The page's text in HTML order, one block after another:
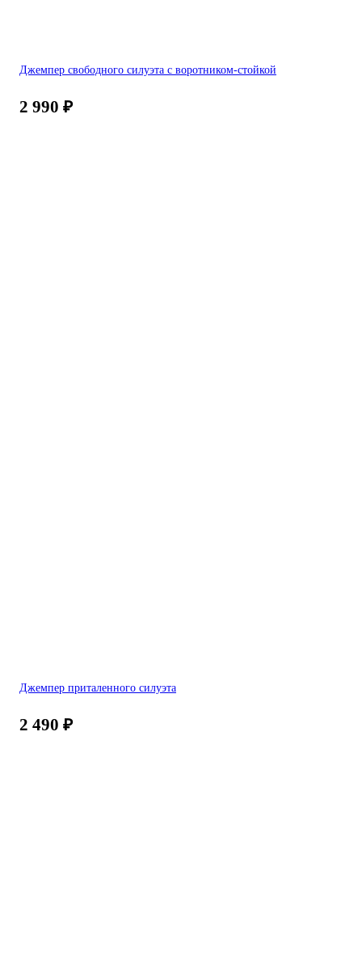
Джемпер свободного силуэта с воротником-стойкой
2 990 ₽
Джемпер приталенного силуэта
2 490 ₽